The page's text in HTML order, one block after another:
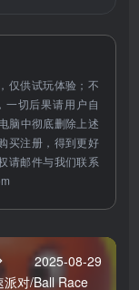
仅供试玩体验；不
切后果请用户自
脑中彻底删除上述
买注册，得到更好
请邮件与我们联系
2025-08-29
派对/Ball Race